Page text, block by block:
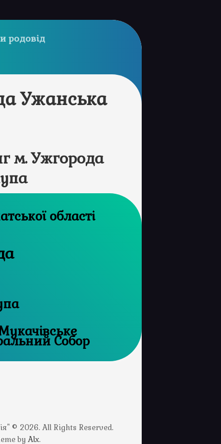
родовід
Ужанська
м. Ужгорода
Закарпатської області
Кафедральний Собор
© 2026. All Rights Reserved.
by Alx.